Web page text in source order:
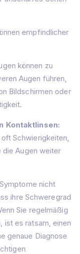
empfindlicher
können zu
Augen führen,
Bildschirmen oder
Kontaktlinsen:
Schwierigkeiten,
die Augen weiter
nicht
ihre Schweregrad
Sie regelmäßig
ist es ratsam, einen
genaue Diagnose